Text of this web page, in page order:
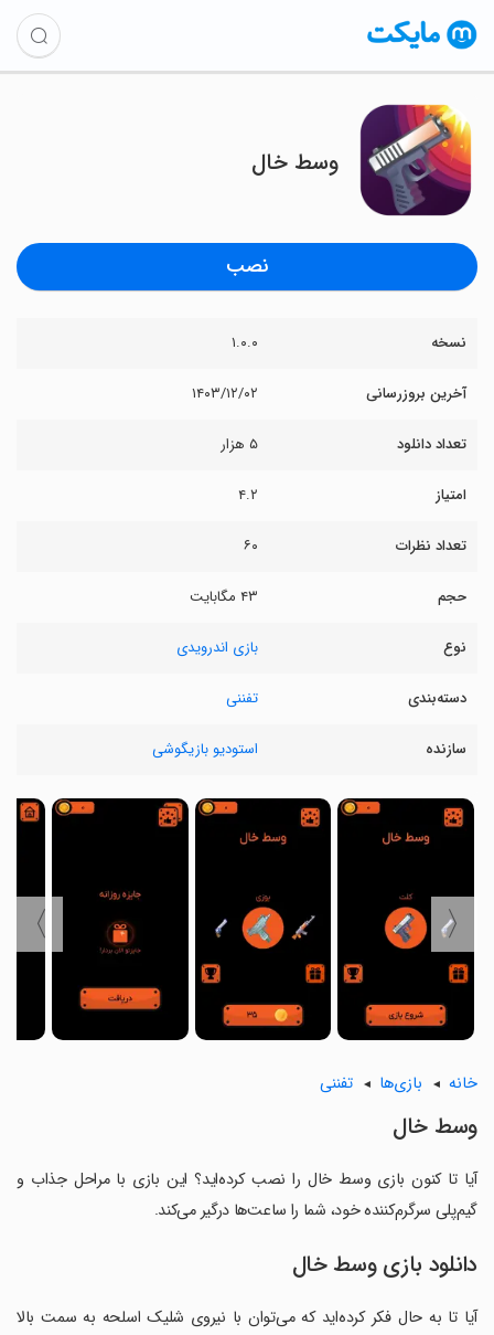
‏‏‏وسط خال
نصب
نسخه ۱.۰.۰
آخرین بروزرسانی ۱۴۰۳/۱۲/۰۲
تعداد دانلود ۵ هزار
امتیاز ۴.۲
تعداد نظرات ۶۰
حجم ۴۳ مگابایت
نوع بازی اندرویدی
دسته‌بندی تفننی
سازنده استودیو بازیگوشی
〈
〉
خانه بازی‌ها تفننی
‏‏‏وسط خال
آیا تا کنون بازی ‏‏‏وسط خال را نصب کرده‌اید؟ این بازی با مراحل جذاب و
گیم‌پلی سرگرم‌کننده خود، شما را ساعت‌ها درگیر می‌کند.
دانلود بازی ‏‏‏وسط خال
‏‏‏‏آیا تا به حال فکر کرده‌اید که می‌توان با نیروی شلیک اسلحه به سمت بالا